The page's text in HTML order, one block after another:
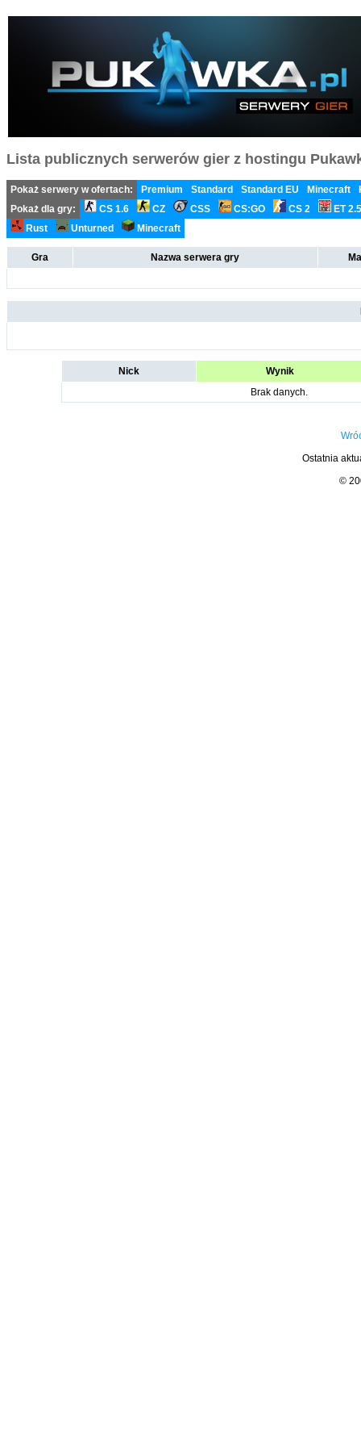
Lista publicznych serwerów gier z hostingu
Pokaż serwery w ofertach: Premium Standard Standard EU Minecraft
Pokaż dla gry:
CS 1.6 CZ CSS CS:GO CS 2
ET
Rust
Unturned Minecraft
Gra Nazwa serwera gry
Nick
Wynik
Brak danych.
Ostatnia
©